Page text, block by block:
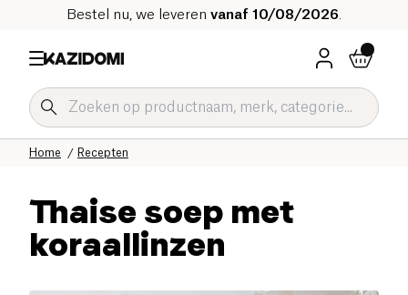
Bestel nu, we leveren vanaf 10/08/2026
Recepten
Home
Thaise soep met
koraallinzen